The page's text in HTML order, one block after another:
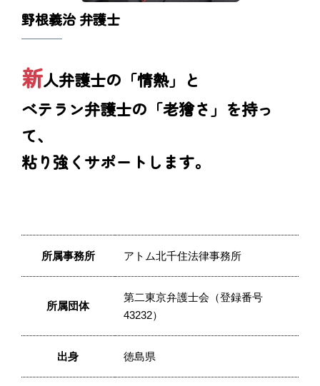
野根義治 弁護士
新人弁護士の「情熱」と
ベテラン弁護士の「老獪さ」を持っ
て、
粘り強くサポートします。
所属事務所 アトム北千住法律事務所
所属団体
第二東京弁護士会（登録番号
43232）
出身 徳島県